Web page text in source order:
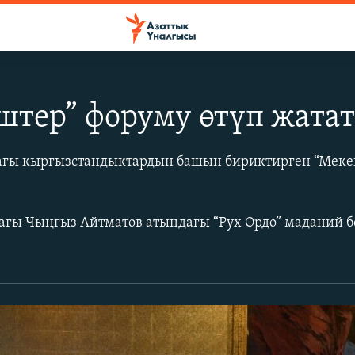
форуму өтүп жатат
кыргызстандыктардын башын бириктирген